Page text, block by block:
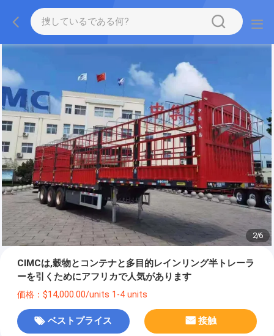
2/6
CIMCは,穀物とコンテナと多目的レインリング半トレーラ
ーを引くためにアフリカで人気があります
価格：$14,000.00/units 1-4 units
ベストプライス 接触